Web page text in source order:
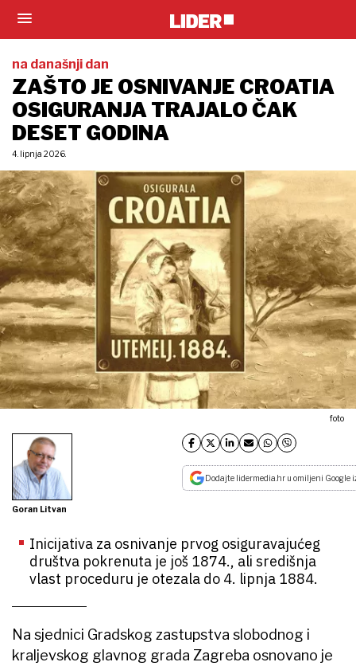
na današnji dan
ZAŠTO JE OSNIVANJE CROATIA
OSIGURANJA TRAJALO ČAK
DESET GODINA
4. lipnja 2026.
foto
Goran Litvan
Dodajte lidermedia.hr u omiljeni Google
Inicijativa za osnivanje prvog osiguravajućeg
društva pokrenuta je još 1874., ali središnja
vlast proceduru je otezala do 4. lipnja 1884.
Na sjednici Gradskog zastupstva slobodnog i
kraljevskog glavnog grada Zagreba osnovano je